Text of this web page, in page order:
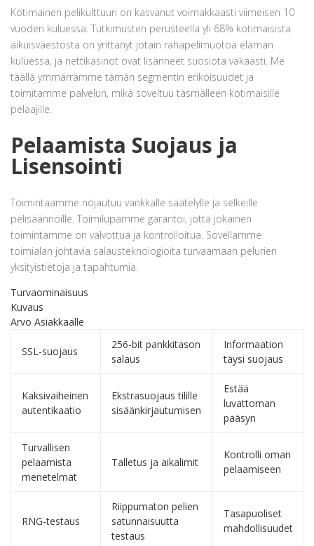
Kotimainen pelikulttuuri on kasvanut voimakkaasti viimeisen 10
vuoden kuluessa. Tutkimusten perusteella yli 68% kotimaisista
aikuisväestöstä on yrittänyt jotain rahapelimuotoa elämän
kuluessa, ja nettikasinot ovat lisänneet suosiota vakaasti. Me
täällä ymmärrämme tämän segmentin erikoisuudet ja
toimitamme palvelun, mikä soveltuu täsmälleen kotimaisille
pelaajille.
Pelaamista Suojaus ja
Lisensointi
Toimintaamme nojautuu vankkalle säätelylle ja selkeille
pelisäännöille. Toimilupamme garantoi, jotta jokainen
toimintamme on valvottua ja kontrolloitua. Sovellamme
toimialan johtavia salausteknologioita turvaamaan pelurien
yksityistietoja ja tapahtumia.
Turvaominaisuus
Kuvaus
Arvo Asiakkaalle
SSL-suojaus
256-bit pankkitason
salaus
Informaation
täysi suojaus
Kaksivaiheinen
autentikaatio
Ekstrasuojaus tilille
sisäänkirjautumisen
Estää
luvattoman
pääsyn
Turvallisen
pelaamista
menetelmät
Talletus ja aikalimit
Kontrolli oman
pelaamiseen
RNG-testaus
Riippumaton pelien
satunnaisuutta
testaus
Tasapuoliset
mahdollisuudet